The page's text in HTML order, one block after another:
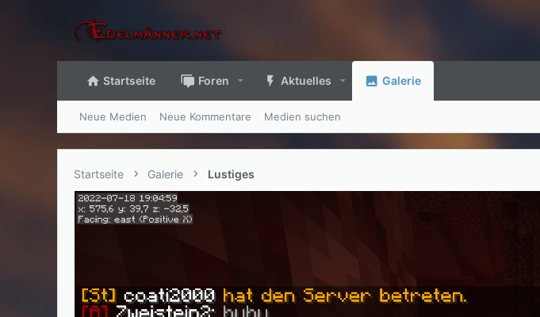
Startseite Foren Aktuelles Galerie
Neue Medien Neue Kommentare Medien suchen
Startseite Galerie Lustiges